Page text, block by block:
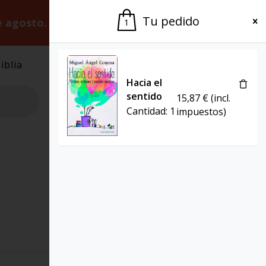
agosto. Gracias por la paciencia.
El Grupo
1 Tu pedido
Hacia el
sentido
Cantidad: 1
15,87 €(incl.
impuestos)